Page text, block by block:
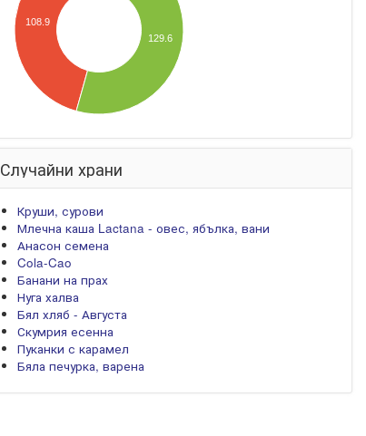
108.9
129.6
Случайни храни
Круши, сурови
Млечна каша Lactana - овес, ябълка, вани
Анасон семена
Cola-Cao
Банани на прах
Нуга халва
Бял хляб - Августа
Скумрия есенна
Пуканки с карамел
Бяла печурка, варена